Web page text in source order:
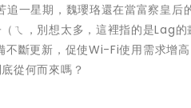
一星期，魏瓔珞還在當富察皇
ㄟ，別想太多，這裡指的是Lag
斷更新，促使Wi-Fi使用需求增
從何而來嗎？